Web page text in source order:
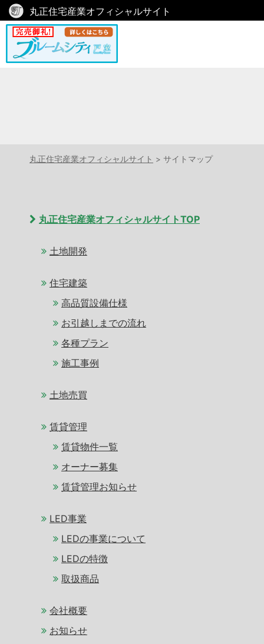
丸正住宅産業オフィシャルサイト
丸正住宅産業オフィシャルサイト > サイトマップ
丸正住宅産業オフィシャルサイトTOP
土地開発
住宅建築
高品質設備仕様
お引越しまでの流れ
各種プラン
施工事例
土地売買
賃貸管理
賃貸物件一覧
オーナー募集
賃貸管理お知らせ
LED事業
LEDの事業について
LEDの特徴
取扱商品
会社概要
お知らせ